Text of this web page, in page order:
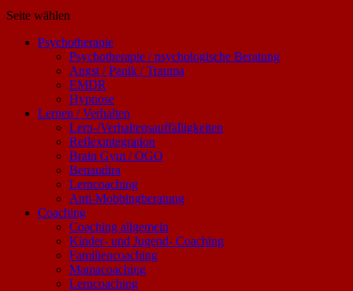
Seite wählen
Psychotherapie
Psychotherapie / psychologische Beratung
Angst / Panik / Trauma
EMDR
Hypnose
Lernen / Verhalten
Lern-/Verhaltensauffälligkeiten
Reflexintegration
Brain Gym / OGO
Benaudira
Lerncoaching
Anti-Mobbingberatung
Coaching
Coaching allgemein
Kinder- und Jugend- Coaching
Familiencoaching
Mamacoaching
Lerncoaching